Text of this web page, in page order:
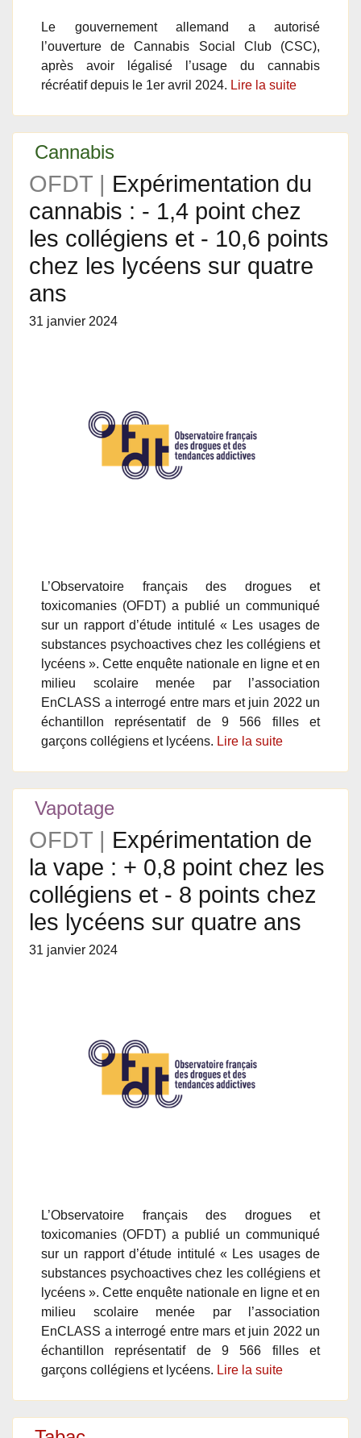
Le gouvernement allemand a autorisé
l’ouverture de Cannabis Social Club (CSC),
après avoir légalisé l’usage du cannabis
récréatif depuis le 1er avril 2024. Lire la suite
Cannabis
OFDT | Expérimentation du
cannabis : - 1,4 point chez
les collégiens et - 10,6 points
chez les lycéens sur quatre
ans
31 janvier 2024
L’Observatoire français des drogues et
toxicomanies (OFDT) a publié un communiqué
sur un rapport d’étude intitulé « Les usages de
substances psychoactives chez les collégiens et
lycéens ». Cette enquête nationale en ligne et en
milieu scolaire menée par l’association
EnCLASS a interrogé entre mars et juin 2022 un
échantillon représentatif de 9 566 filles et
garçons collégiens et lycéens. Lire la suite
Vapotage
OFDT | Expérimentation de
la vape : + 0,8 point chez les
collégiens et - 8 points chez
les lycéens sur quatre ans
31 janvier 2024
L’Observatoire français des drogues et
toxicomanies (OFDT) a publié un communiqué
sur un rapport d’étude intitulé « Les usages de
substances psychoactives chez les collégiens et
lycéens ». Cette enquête nationale en ligne et en
milieu scolaire menée par l’association
EnCLASS a interrogé entre mars et juin 2022 un
échantillon représentatif de 9 566 filles et
garçons collégiens et lycéens. Lire la suite